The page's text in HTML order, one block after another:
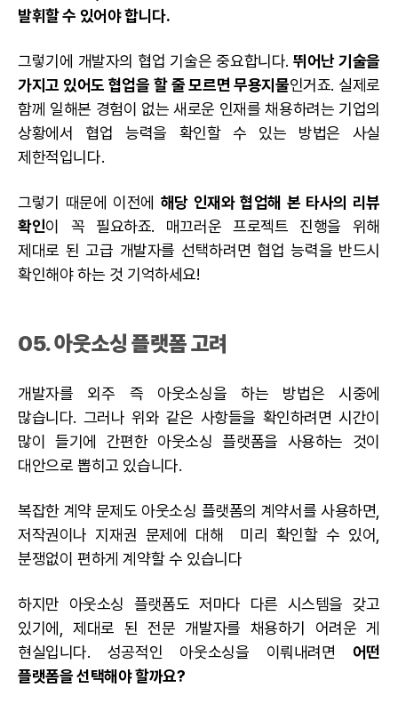
발휘할 수 있어야 합니다.
그렇기에 개발자의 협업 기술은 중요합니다.뛰어난 기술을
가지고 있어도 협업을 할 줄 모르면 무용지물인거죠. 실제로
함께 일해본 경험이 없는 새로운 인재를 채용하려는 기업의
상황에서 협업 능력을 확인할 수 있는 방법은 사실
제한적입니다.
그렇기 때문에 이전에 해당 인재와 협업해 본 타사의 리뷰
확인이 꼭 필요하죠. 매끄러운 프로젝트 진행을 위해
제대로 된 고급 개발자를 선택하려면 협업 능력을 반드시
확인해야 하는 것 기억하세요!
05.아웃소싱 플랫폼 고려
개발자를 외주 즉 아웃소싱을 하는 방법은 시중에
많습니다. 그러나 위와 같은 사항들을 확인하려면 시간이
많이 들기에 간편한 아웃소싱 플랫폼을 사용하는 것이
대안으로 뽑히고 있습니다.
복잡한 계약 문제도 아웃소싱 플랫폼의 계약서를 사용하면,
저작권이나 지재권 문제에 대해 미리 확인할 수 있어,
분쟁없이 편하게 계약할 수 있습니다
하지만 아웃소싱 플랫폼도 저마다 다른 시스템을 갖고
있기에, 제대로 된 전문 개발자를 채용하기 어려운 게
현실입니다. 성공적인 아웃소싱을 이뤄내려면 어떤
플랫폼을 선택해야 할까요?